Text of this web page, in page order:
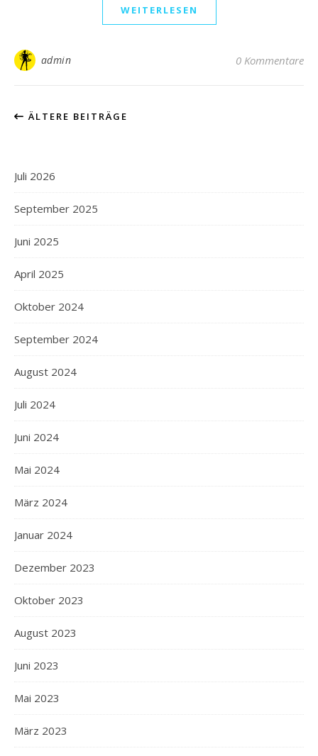
WEITERLESEN
admin 0 Kommentare
ÄLTERE BEITRÄGE
Juli 2026
September 2025
Juni 2025
April 2025
Oktober 2024
September 2024
August 2024
Juli 2024
Juni 2024
Mai 2024
März 2024
Januar 2024
Dezember 2023
Oktober 2023
August 2023
Juni 2023
Mai 2023
März 2023